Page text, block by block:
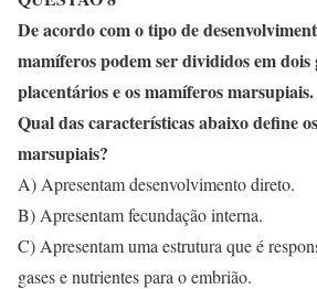
De acordo com o tipo de
mamíferos podem ser divididos em
placentários e os mamíferos marsupiais.
Qual das características abaixo define
marsupiais?
A) Apresentam desenvolvimento direto.
B) Apresentam fecundação interna.
C) Apresentam uma estrutura que é
gases e nutrientes para o embrião.